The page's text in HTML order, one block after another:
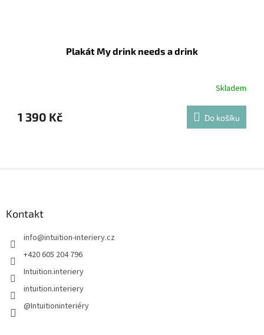
Plakát My drink needs a drink
Skladem
1 390 Kč Do košíku
Kontakt
info@intuition-interiery.cz
+420 605 204 796
Intuition.interiery
intuition.interiery
@Intuitioninteriéry